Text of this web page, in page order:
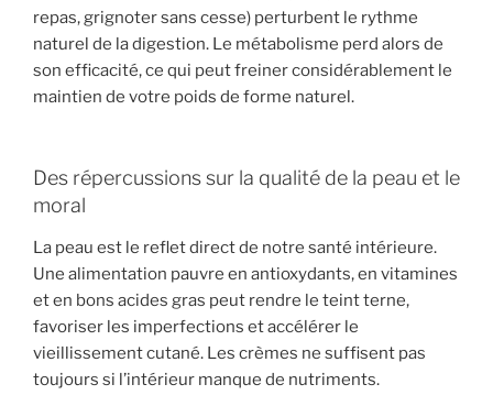
repas, grignoter sans cesse) perturbent le rythme
naturel de la digestion. Le métabolisme perd alors de
son efficacité, ce qui peut freiner considérablement le
maintien de votre poids de forme naturel.
Des répercussions sur la qualité de la peau et le
moral
La peau est le reflet direct de notre santé intérieure.
Une alimentation pauvre en antioxydants, en vitamines
et en bons acides gras peut rendre le teint terne,
favoriser les imperfections et accélérer le
vieillissement cutané. Les crèmes ne suffisent pas
toujours si l’intérieur manque de nutriments.